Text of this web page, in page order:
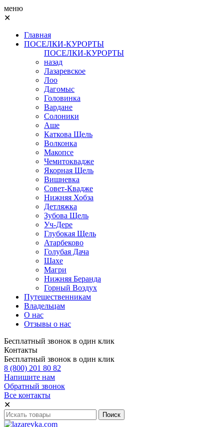
меню
✕
Главная
ПОСЕЛКИ-КУРОРТЫ
ПОСЕЛКИ-КУРОРТЫ
назад
Лазаревское
Лоо
Дагомыс
Головинка
Вардане
Солоники
Аше
Каткова Щель
Волконка
Макопсе
Чемитоквадже
Якорная Щель
Вишневка
Совет-Квадже
Нижняя Хобза
Детляжка
Зубова Щель
Уч-Дере
Глубокая Щель
Атарбеково
Голубая Дача
Шахе
Магри
Нижняя Беранда
Горный Воздух
Путешественникам
Владельцам
О нас
Отзывы о нас
Бесплатный звонок в один клик
Контакты
Бесплатный звонок в один клик
8 (800) 201 80 82
Напишите нам
Обратный звонок
Все контакты
✕